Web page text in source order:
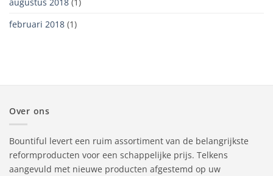
februari 2018 (1)
Over ons
Bountiful levert een ruim assortiment van de belangrijkste
reformproducten voor een schappelijke prijs. Telkens
aangevuld met nieuwe producten afgestemd op uw